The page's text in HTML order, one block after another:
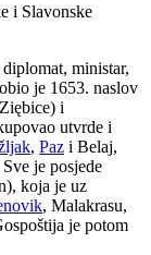
i Slavonske
ministar,
je 1653. naslov
i
utvrde i
, Paz i Belaj,
Sve je posjede
koja je uz
, Malakrasu,
je potom